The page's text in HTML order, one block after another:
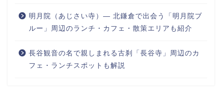
明月院（あじさい寺）― 北鎌倉で出会う「明月院ブ
ルー」周辺のランチ・カフェ・散策エリアも紹介
長谷観音の名で親しまれる古刹「長谷寺」周辺のカ
フェ・ランチスポットも解説